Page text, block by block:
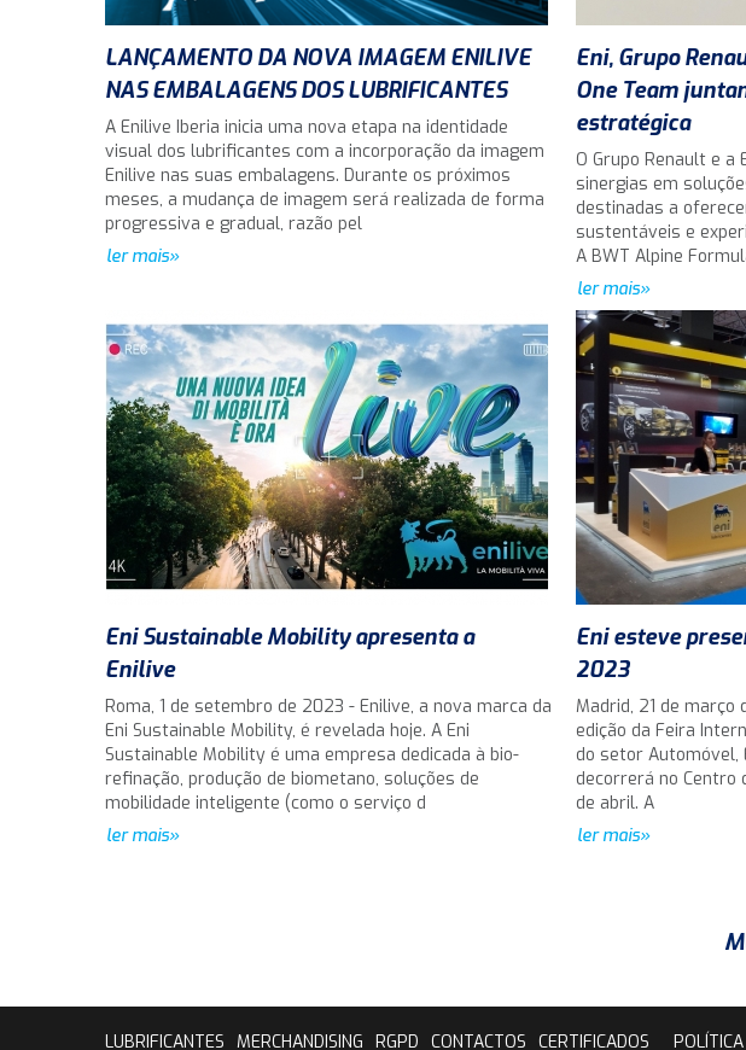
LANÇAMENTO DA NOVA IMAGEM ENILIVE
NAS EMBALAGENS DOS LUBRIFICANTES
A Enilive Iberia inicia uma nova etapa na identidade
visual dos lubrificantes com a incorporação da imagem
Enilive nas suas embalagens. Durante os próximos
meses, a mudança de imagem será realizada de forma
progressiva e gradual, razão pel
ler mais»
Eni, Grupo
One Team
estratégica
O Grupo Renault e a
sinergias em
destinadas a
sustentáveis e
A BWT Alpine
ler mais»
Eni Sustainable Mobility apresenta a
Enilive
Roma, 1 de setembro de 2023 - Enilive, a nova marca da
Eni Sustainable Mobility, é revelada hoje. A Eni
Sustainable Mobility é uma empresa dedicada à bio-
refinação, produção de biometano, soluções de
mobilidade inteligente (como o serviço d
ler mais»
Eni esteve
2023
Madrid, 21 de março
edição da Feira
do setor Automóvel,
decorrerá no Centro
de abril. A
ler mais»
LUBRIFICANTES MERCHANDISING RGPD CONTACTOS CERTIFICADOS POLÍTICA